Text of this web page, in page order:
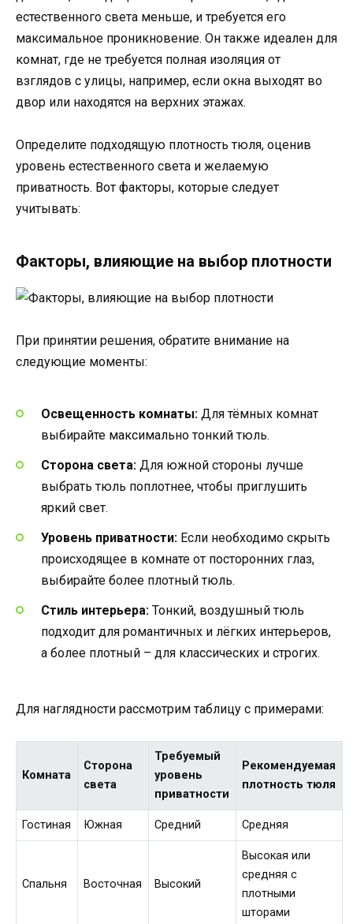
естественного света меньше, и требуется его
максимальное проникновение. Он также идеален для
комнат, где не требуется полная изоляция от
взглядов с улицы, например, если окна выходят во
двор или находятся на верхних этажах.
Определите подходящую плотность тюля, оценив
уровень естественного света и желаемую
приватность. Вот факторы, которые следует
учитывать:
Факторы, влияющие на выбор плотности
При принятии решения, обратите внимание на
следующие моменты:
Освещенность комнаты: Для тёмных комнат
выбирайте максимально тонкий тюль.
Сторона света: Для южной стороны лучше
выбрать тюль поплотнее, чтобы приглушить
яркий свет.
Уровень приватности: Если необходимо скрыть
происходящее в комнате от посторонних глаз,
выбирайте более плотный тюль.
Стиль интерьера: Тонкий, воздушный тюль
подходит для романтичных и лёгких интерьеров,
а более плотный – для классических и строгих.
Для наглядности рассмотрим таблицу с примерами:
Комната
Сторона
света
Требуемый
уровень
приватности
Рекомендуемая
плотность тюля
Гостиная Южная Средний Средняя
Спальня Восточная Высокий
Высокая или
средняя с
плотными
шторами